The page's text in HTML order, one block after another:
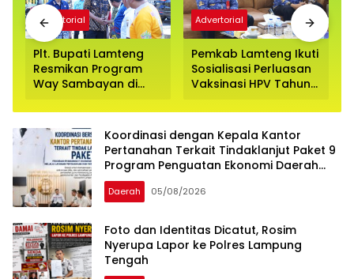
Advertorial
Plt. Bupati Lamteng
Resmikan Program
Way Sambayan di
Advertorial
Pemkab Lamteng Ikuti
Sosialisasi Perluasan
Vaksinasi HPV Tahun
Koordinasi dengan Kepala Kantor
Pertanahan Terkait Tindaklanjut Paket 9
Program Penguatan Ekonomi Daerah
Melalui Layanan Pertanahan dan Tata
Ruang
Daerah 05/08/2026
Foto dan Identitas Dicatut, Rosim
Nyerupa Lapor ke Polres Lampung
Tengah